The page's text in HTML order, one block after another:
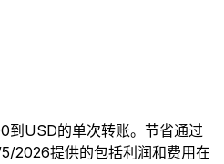
到USD的单次转账。节省通过
2026提供的包括利润和费用在